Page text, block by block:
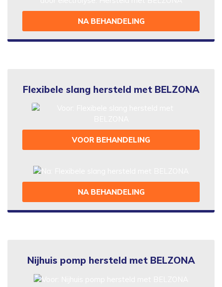
NA BEHANDELING
Flexibele slang hersteld met BELZONA
VOOR BEHANDELING
NA BEHANDELING
Nijhuis pomp hersteld met BELZONA